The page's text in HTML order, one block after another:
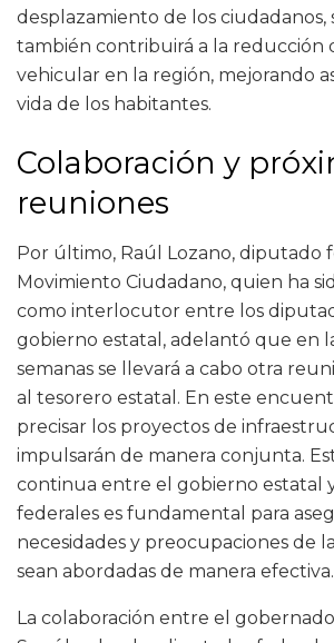
desplazamiento de los ciudadanos,
también contribuirá a la reducción
vehicular en la región, mejorando
vida de los habitantes.
Colaboración y
reuniones
Por último, Raúl Lozano, diputado
Movimiento Ciudadano, quien ha
como interlocutor entre los
gobierno estatal, adelantó que en
semanas se llevará a cabo otra
al tesorero estatal. En este
precisar los proyectos de
impulsarán de manera conjunta.
continua entre el gobierno estatal
federales es fundamental para
necesidades y preocupaciones de
sean abordadas de manera efectiva.
La colaboración entre el